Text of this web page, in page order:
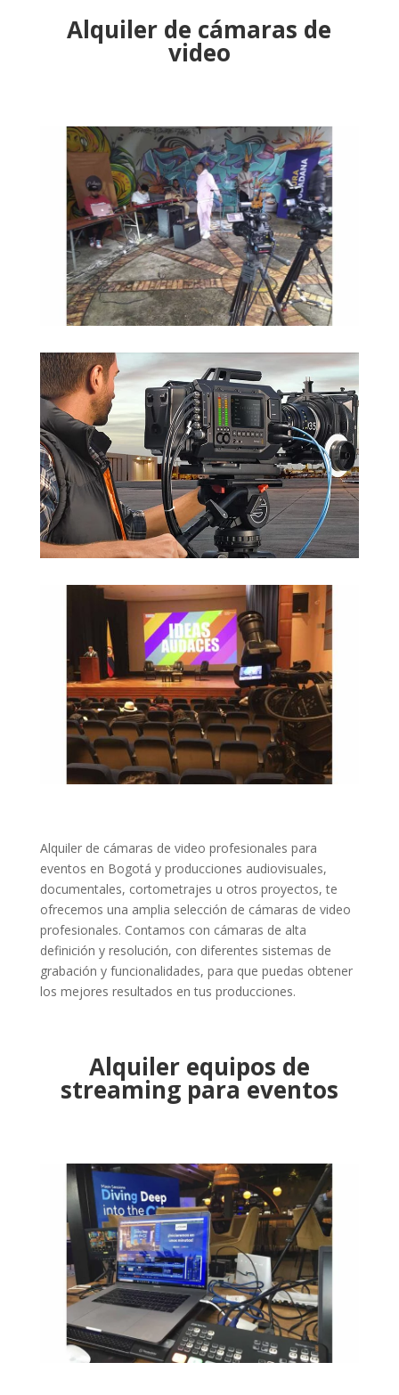
Alquiler de cámaras de
video
Alquiler de cámaras de video profesionales para
eventos en Bogotá y producciones audiovisuales,
documentales, cortometrajes u otros proyectos, te
ofrecemos una amplia selección de cámaras de video
profesionales. Contamos con cámaras de alta
definición y resolución, con diferentes sistemas de
grabación y funcionalidades, para que puedas obtener
los mejores resultados en tus producciones.
Alquiler equipos de
streaming para eventos